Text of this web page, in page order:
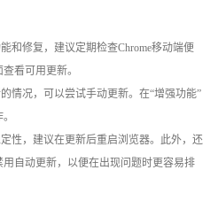
和修复，建议定期检查Chrome移动端便
看可用更新。
情况，可以尝试手动更新。在“增强功能”
性，建议在更新后重启浏览器。此外，还
自动更新，以便在出现问题时更容易排